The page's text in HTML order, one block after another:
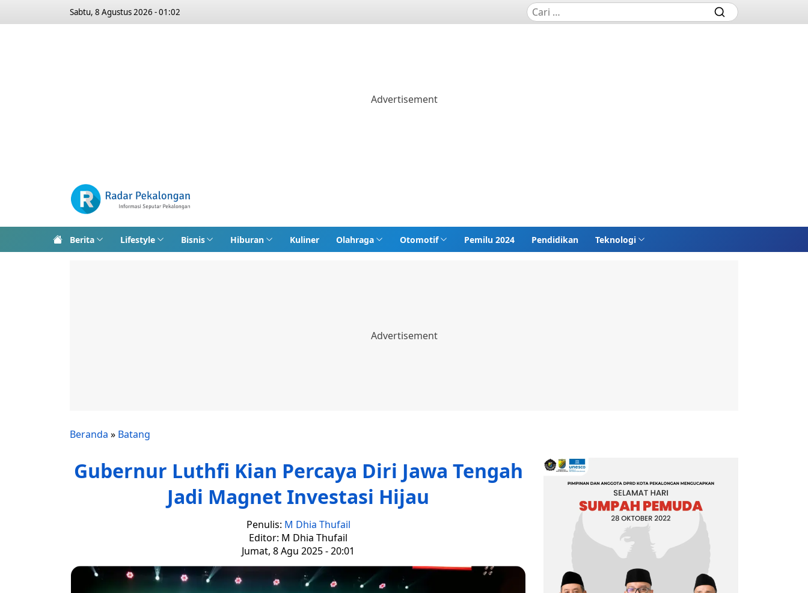
Sabtu, 8 Agustus 2026 - 01:02
Berita Lifestyle Bisnis Hiburan Kuliner Olahraga Otomotif Pemilu 2024 Pendidikan Teknologi
Beranda » Batang
Gubernur Luthfi Kian Percaya Diri Jawa Tengah
Jadi Magnet Investasi Hijau
Penulis: M Dhia Thufail
Editor: M Dhia Thufail
Jumat, 8 Agu 2025 - 20:01